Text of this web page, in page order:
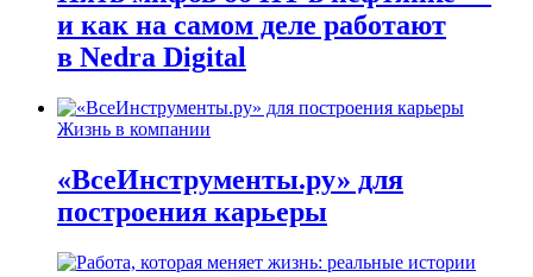
и как на самом деле работают
в Nedra Digital
Жизнь в компании
«ВсеИнструменты.ру» для
построения карьеры